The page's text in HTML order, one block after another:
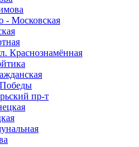
- Московская
Краснознамённая
пр-т